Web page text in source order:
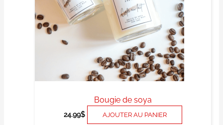
Bougie de soya
24.99$ AJOUTER AU PANIER
peuvent
être
choisies
sur
la
page
du
produit